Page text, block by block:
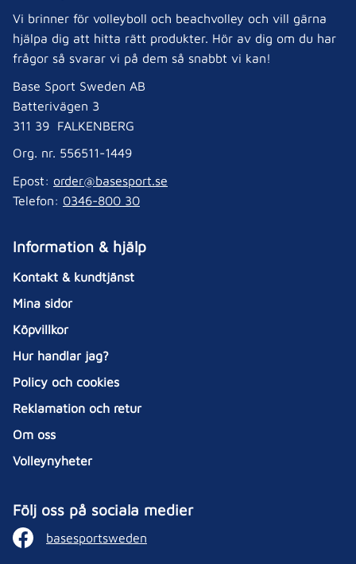
Vi brinner för volleyboll och beachvolley och vill gärna
hjälpa dig att hitta rätt produkter. Hör av dig om du har
frågor så svarar vi på dem så snabbt vi kan!
Base Sport Sweden AB
Batterivägen 3
311 39 FALKENBERG
Org. nr. 556511-1449
Epost: order@basesport.se
Telefon: 0346-800 30
Information & hjälp
Kontakt & kundtjänst
Mina sidor
Köpvillkor
Hur handlar jag?
Policy och cookies
Reklamation och retur
Om oss
Volleynyheter
Följ oss på sociala medier
basesportsweden